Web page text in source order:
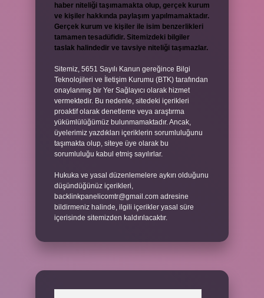
haber niteliği taşımamakta olup, gerçek kurum
ve kişiler hakkında paylaşım yapılmamaktadır.
Gerçek kurum ve kişiler ile isim benzerlikleri
tamamen tesadüfidir. Sitemizdeki bilgiler
taslak halindedir ve tavsiye niteliği taşımazlar.
Sitemiz, 5651 Sayılı Kanun gereğince Bilgi
Teknolojileri ve İletişim Kurumu (BTK) tarafından
onaylanmış bir Yer Sağlayıcı olarak hizmet
vermektedir. Bu nedenle, sitedeki içerikleri
proaktif olarak denetleme veya araştırma
yükümlülüğümüz bulunmamaktadır. Ancak,
üyelerimiz yazdıkları içeriklerin sorumluluğunu
taşımakta olup, siteye üye olarak bu
sorumluluğu kabul etmiş sayılırlar.
Hukuka ve yasal düzenlemelere aykırı olduğunu
düşündüğünüz içerikleri,
backlinkpanelicomtr@gmail.com adresine
bildirmeniz halinde, ilgili içerikler yasal süre
içerisinde sitemizden kaldırılacaktır.